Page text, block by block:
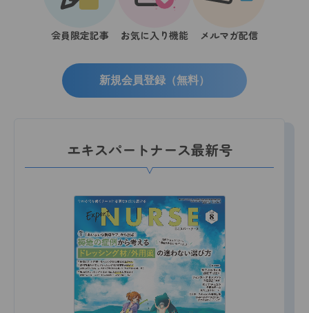
会員限定記事 お気に入り機能 メルマガ配信
新規会員登録（無料）
エキスパートナース最新号